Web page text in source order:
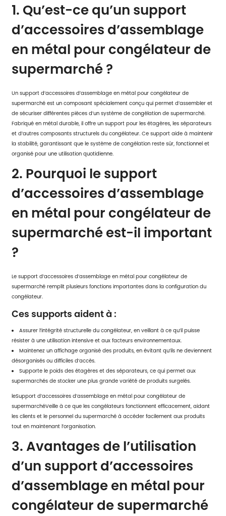
1. Qu’est-ce qu’un support
d’accessoires d’assemblage
en métal pour congélateur de
supermarché ?
Un support d’accessoires d’assemblage en métal pour congélateur de
supermarché est un composant spécialement conçu qui permet d’assembler et
de sécuriser différentes pièces d’un système de congélation de supermarché.
Fabriqué en métal durable, il offre un support pour les étagères, les séparateurs
et d’autres composants structurels du congélateur. Ce support aide à maintenir
la stabilité, garantissant que le système de congélation reste sûr, fonctionnel et
organisé pour une utilisation quotidienne.
2. Pourquoi le support
d’accessoires d’assemblage
en métal pour congélateur de
supermarché est-il important
?
Le support d’accessoires d’assemblage en métal pour congélateur de
supermarché remplit plusieurs fonctions importantes dans la configuration du
congélateur.
Ces supports aident à :
Assurer l’intégrité structurelle du congélateur, en veillant à ce qu’il puisse
résister à une utilisation intensive et aux facteurs environnementaux.
Maintenez un affichage organisé des produits, en évitant qu’ils ne deviennent
désorganisés ou difficiles d’accès.
Supporte le poids des étagères et des séparateurs, ce qui permet aux
supermarchés de stocker une plus grande variété de produits surgelés.
leSupport d’accessoires d’assemblage en métal pour congélateur de
supermarchéVeille à ce que les congélateurs fonctionnent efficacement, aidant
les clients et le personnel du supermarché à accéder facilement aux produits
tout en maintenant l’organisation.
3. Avantages de l’utilisation
d’un support d’accessoires
d’assemblage en métal pour
congélateur de supermarché